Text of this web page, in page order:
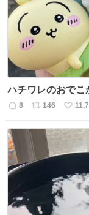
数
ハチワレのおでこ
返
数
8
リ
ス
ト
数
146
い
ね
数